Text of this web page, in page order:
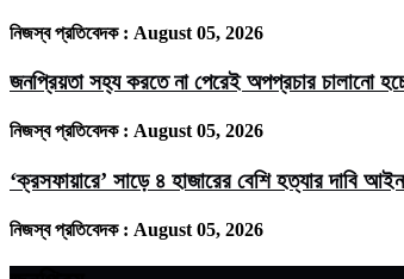
নিজস্ব প্রতিবেদক : August 05, 2026
জনপ্রিয়তা সহ্য করতে না পেরেই অপপ্রচার চালানো
নিজস্ব প্রতিবেদক : August 05, 2026
‘ক্রসফায়ারে’ সাড়ে ৪ হাজারের বেশি হত্যার দাবি
নিজস্ব প্রতিবেদক : August 05, 2026